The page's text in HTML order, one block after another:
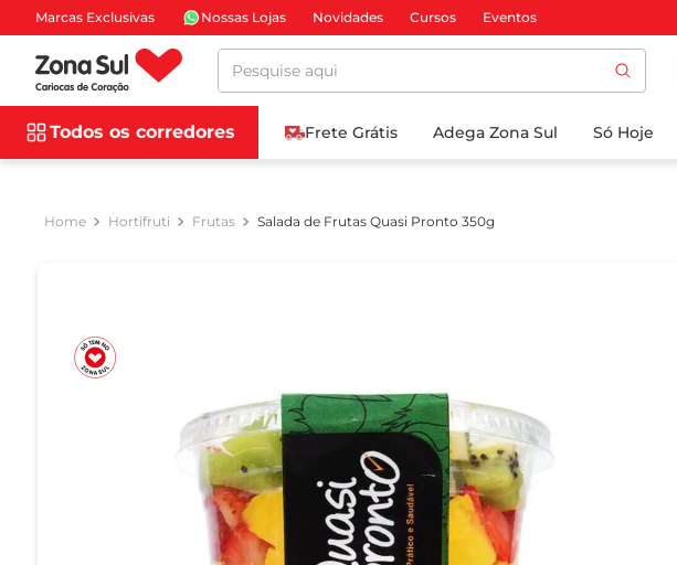
Marcas Exclusivas Nossas Lojas Novidades Cursos Eventos
Pesquise aqui
Todos os corredores Frete Grátis Adega Zona Sul Só Hoje
Hortifruti Frutas Salada de Frutas Quasi Pronto 350g